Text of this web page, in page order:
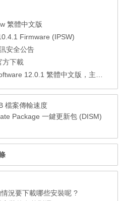
繁體中文版
Firmware (IPSW)
安全公告
方下載
12.0.1 繁體中文版，主機監控軟體
檔案傳輸速度
Package 一鍵更新包 (DISM)
況要下載哪些安裝呢 ?